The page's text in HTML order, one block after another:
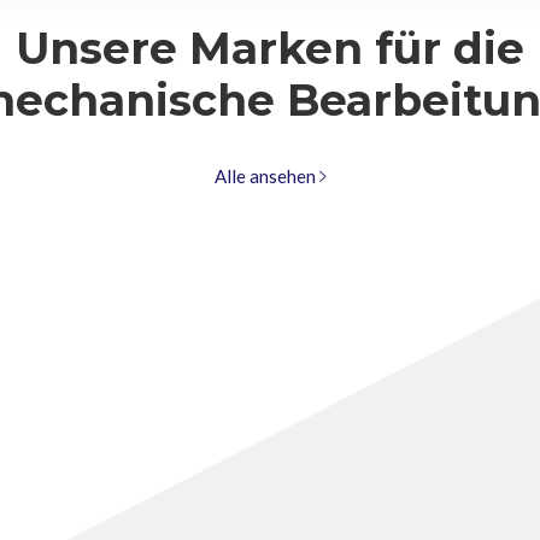
Unsere Marken für die
Alle ansehen